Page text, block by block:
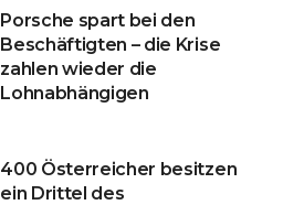
Porsche spart bei den
Beschäftigten – die Krise
zahlen wieder die
Lohnabhängigen
400 Österreicher besitzen
ein Drittel des